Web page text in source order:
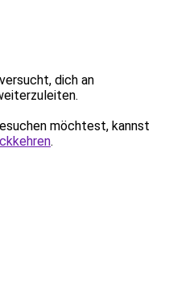
dich an
möchtest, kannst
.